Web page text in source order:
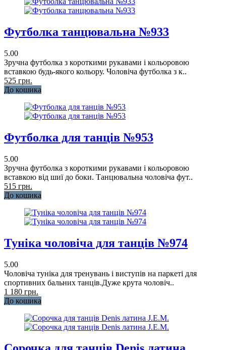
Футболка танцювальна №933
5.00
Зручна футболка з короткими рукавами і кольоровою
вставкою будь-якого кольору. Чоловіча футболка з к..
525 грн.
До кошика
Футболка для танців №953
5.00
Зручна футболка з короткими рукавами і кольоровою
вставкою від шиї до боки. Танцювальна чоловіча фут..
515 грн.
До кошика
Туніка чоловіча для танців №974
5.00
Чоловіча туніка для тренувань і виступів на паркеті для
спортивних бальних танців.Дуже крута чоловіч..
1 180 грн.
До кошика